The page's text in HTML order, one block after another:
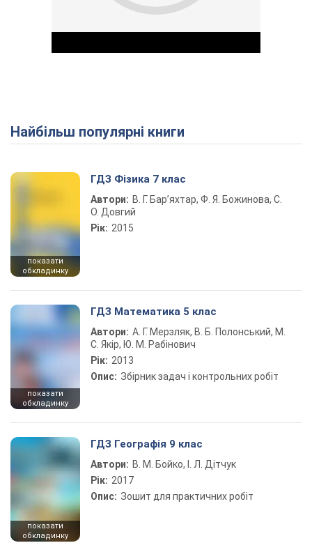
Play Video
Найбільш популярні книги
показати
обкладинку
ГДЗ Фізика 7 клас
Автори: В. Г. Бар’яхтар, Ф. Я. Божинова, С.
О. Довгий
Рік: 2015
показати
обкладинку
ГДЗ Математика 5 клас
Автори: А. Г. Мерзляк, В. Б. Полонський, М.
С. Якір, Ю. М. Рабінович
Рік: 2013
Опис: Збірник задач і контрольних робіт
показати
обкладинку
ГДЗ Географія 9 клас
Автори: В. М. Бойко, І. Л. Дітчук
Рік: 2017
Опис: Зошит для практичних робіт